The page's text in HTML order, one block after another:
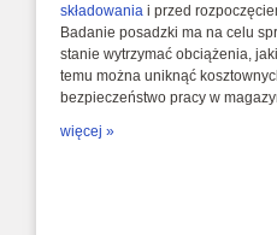
składowania i przed
Badanie posadzki ma na celu
stanie wytrzymać obciążenia,
temu można uniknąć
bezpieczeństwo pracy w
więcej »